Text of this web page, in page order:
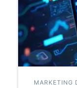
MARKETING